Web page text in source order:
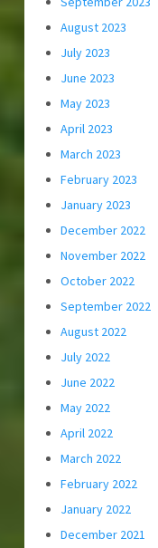
August 2023
July 2023
June 2023
May 2023
April 2023
March 2023
February 2023
January 2023
December 2022
November 2022
October 2022
September 2022
August 2022
July 2022
June 2022
May 2022
April 2022
March 2022
February 2022
January 2022
December 2021